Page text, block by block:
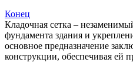
Конец
Кладочная сетка –
фундамента здания и
основное предназначение
конструкции, обеспечивая ей